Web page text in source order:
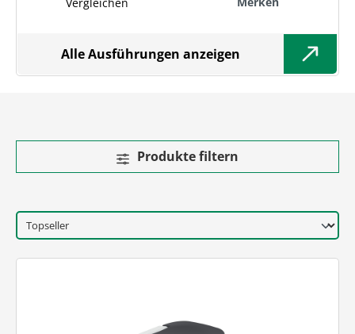
Alle Ausführungen anzeigen
Produkte filtern